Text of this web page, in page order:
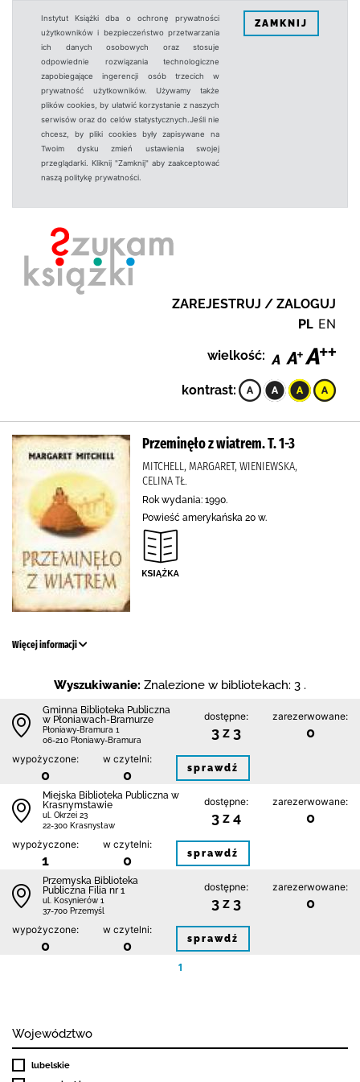
Instytut Książki dba o ochronę prywatności
użytkowników i bezpieczeństwo przetwarzania
ich danych osobowych oraz stosuje
odpowiednie rozwiązania technologiczne
zapobiegające ingerencji osób trzecich w
prywatność użytkowników. Używamy także
plików cookies, by ułatwić korzystanie z naszych
serwisów oraz do celów statystycznych.Jeśli nie
chcesz, by pliki cookies były zapisywane na
Twoim dysku zmień ustawienia swojej
przeglądarki. Kliknij "Zamknij" aby zaakceptować
naszą politykę prywatności.
ZAMKNIJ
ZAREJESTRUJ / ZALOGUJ
PL EN
wielkość:
kontrast:
Przeminęło z wiatrem. T. 1-3
MITCHELL, MARGARET, WIENIEWSKA,
CELINA TŁ.
Rok wydania: 1990.
Powieść amerykańska 20 w.
Więcej informacji
Wyszukiwanie: Znalezione w bibliotekach: 3 .
Gminna Biblioteka Publiczna
w Płoniawach-Bramurze
Płoniawy-Bramura 1
06-210 Płoniawy-Bramura
dostępne:
3 z 3
zarezerwowane:
0
wypożyczone:
0
w czytelni:
0 sprawdź
Miejska Biblioteka Publiczna w
Krasnymstawie
ul. Okrzei 23
22-300 Krasnystaw
dostępne:
3 z 4
zarezerwowane:
0
wypożyczone:
1
w czytelni:
0 sprawdź
Przemyska Biblioteka
Publiczna Filia nr 1
ul. Kosynierów 1
37-700 Przemyśl
dostępne:
3 z 3
zarezerwowane:
0
wypożyczone:
0
w czytelni:
0 sprawdź
1
Województwo
lubelskie